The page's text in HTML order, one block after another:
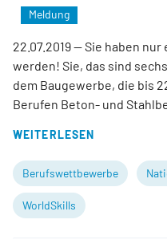
Meldung
22.07.2019— Sie haben nur
werden! Sie, das sind
dem Baugewerbe, die bis
Berufen Beton- und
WEITERLESEN
Berufswettbewerbe
WorldSkills